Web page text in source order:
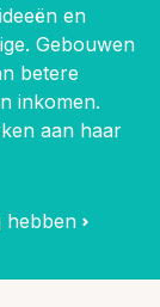
>
en
Gebouwen
betere
inkomen.
aan haar
hebben